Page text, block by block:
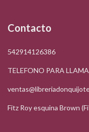
Contacto
542914126386
TELEFONO PARA
Fitz Roy esquina Brown